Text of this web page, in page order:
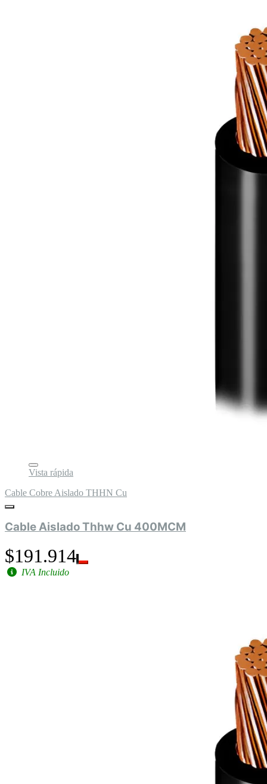
Vista rápida
Cable Cobre Aislado THHN Cu
Cable Aislado Thhw Cu 400MCM
$191.914
IVA Incluido